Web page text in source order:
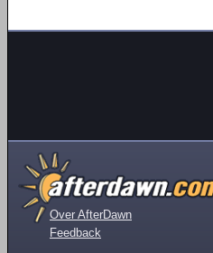
Over AfterDawn
Feedback